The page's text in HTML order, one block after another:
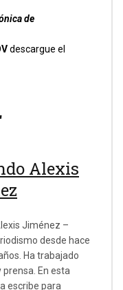
de
descargue el
Alexis
Jiménez –
desde hace
Ha trabajado
prensa. En esta
escribe para